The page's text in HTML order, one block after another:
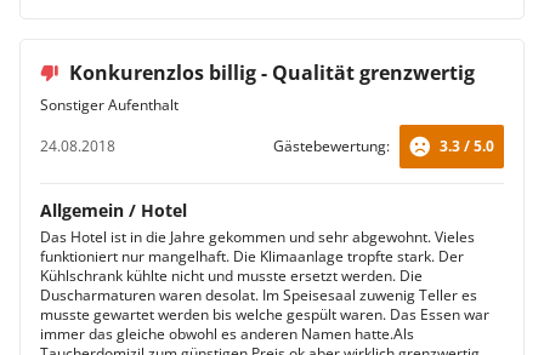
Konkurenzlos billig - Qualität grenzwertig
Sonstiger Aufenthalt
24.08.2018
Gästebewertung: 3.3 / 5.0
Allgemein / Hotel
Das Hotel ist in die Jahre gekommen und sehr abgewohnt. Vieles
funktioniert nur mangelhaft. Die Klimaanlage tropfte stark. Der
Kühlschrank kühlte nicht und musste ersetzt werden. Die
Duscharmaturen waren desolat. Im Speisesaal zuwenig Teller es
musste gewartet werden bis welche gespült waren. Das Essen war
immer das gleiche obwohl es anderen Namen hatte.Als